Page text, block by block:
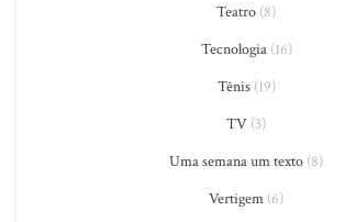
Teatro (8)
Tecnologia(16)
Tênis(19)
TV (3)
Uma semana um texto (8)
Vertigem (6)